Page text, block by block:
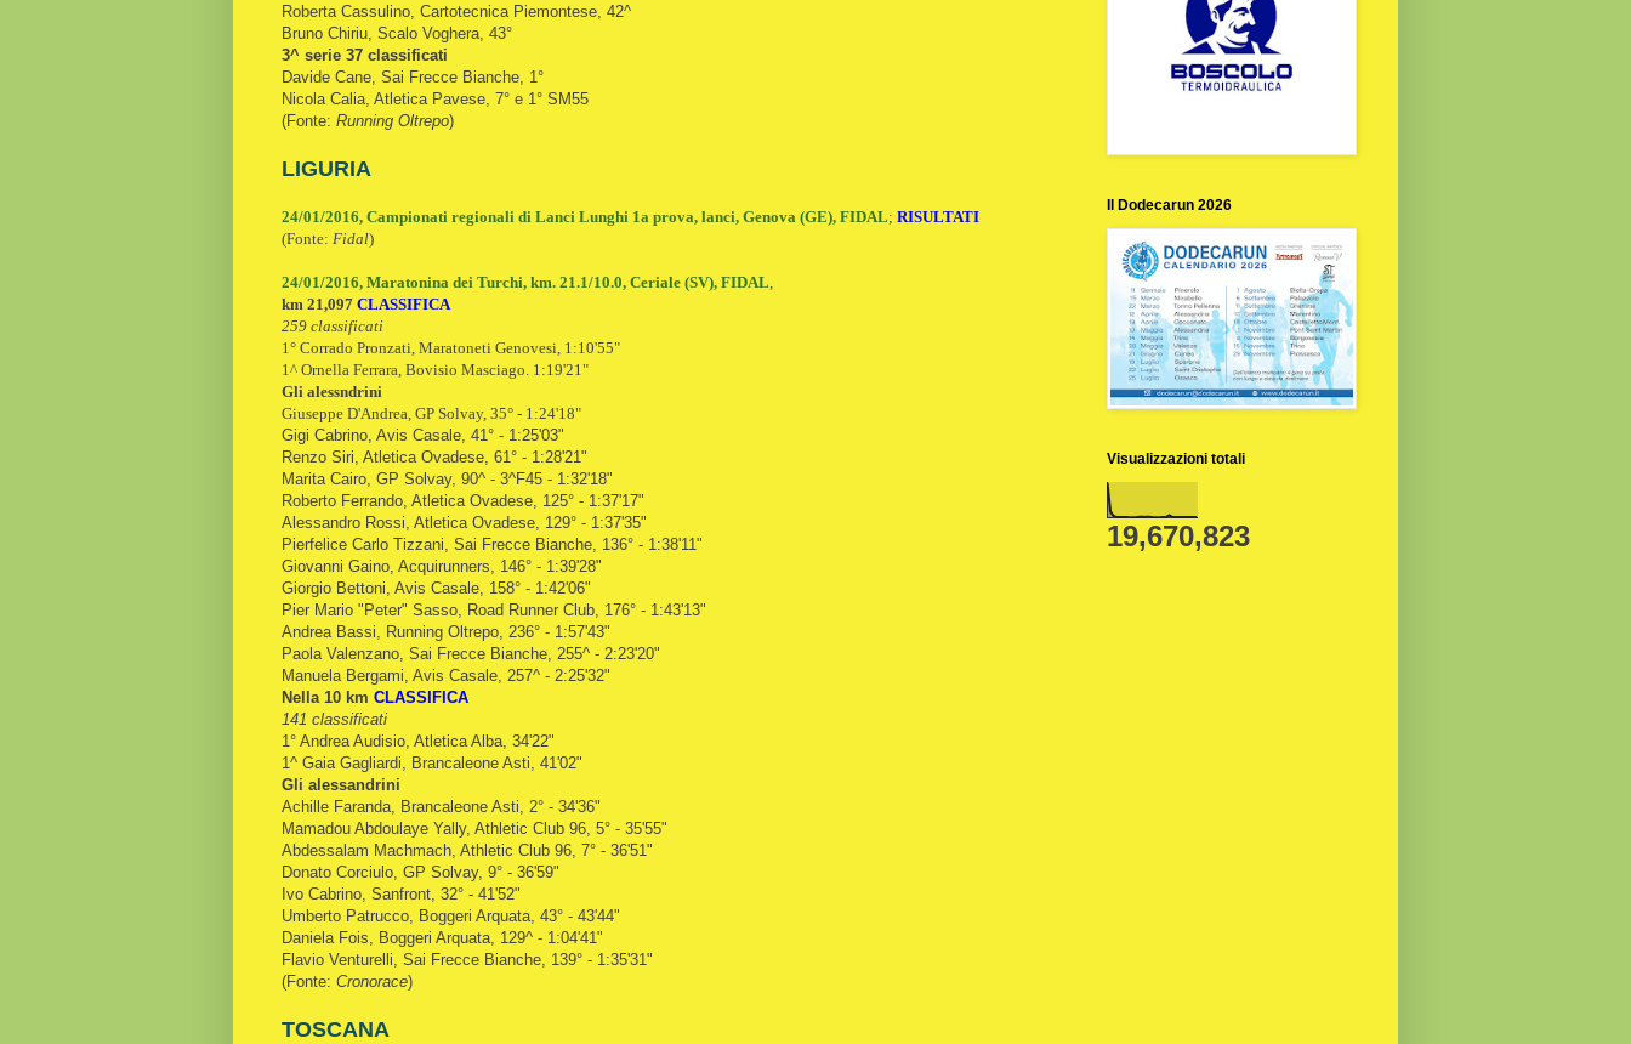
Roberta Cassulino, Cartotecnica Piemontese, 42^
Bruno Chiriu, Scalo Voghera, 43°
3^ serie 37 classificati
Davide Cane, Sai Frecce Bianche, 1°
Nicola Calia, Atletica Pavese, 7° e 1° SM55
(Fonte: Running Oltrepo)
LIGURIA
24/01/2016, Campionati regionali di Lanci Lunghi 1a prova, lanci, Genova (GE), FIDAL; RISULTATI
(Fonte: Fidal)
24/01/2016, Maratonina dei Turchi, km. 21.1/10.0, Ceriale (SV), FIDAL
km 21,097 CLASSIFICA
259 classificati
1° Corrado Pronzati, Maratoneti Genovesi, 1:10'55"
1^ Ornella Ferrara, Bovisio Masciago. 1:19'21"
Gli alessndrini
Giuseppe D'Andrea, GP Solvay, 35° - 1:24'18"
Gigi Cabrino, Avis Casale, 41° - 1:25'03"
Renzo Siri, Atletica Ovadese, 61° - 1:28'21"
Marita Cairo, GP Solvay, 90^ - 3^F45 - 1:32'18"
Roberto Ferrando, Atletica Ovadese, 125° - 1:37'17"
Alessandro Rossi, Atletica Ovadese, 129° - 1:37'35"
Pierfelice Carlo Tizzani, Sai Frecce Bianche, 136° - 1:38'11"
Giovanni Gaino, Acquirunners, 146° - 1:39'28"
Giorgio Bettoni, Avis Casale, 158° - 1:42'06"
Pier Mario "Peter" Sasso, Road Runner Club, 176° - 1:43'13"
Andrea Bassi, Running Oltrepo, 236° - 1:57'43"
Paola Valenzano, Sai Frecce Bianche, 255^ - 2:23'20"
Manuela Bergami, Avis Casale, 257^ - 2:25'32"
Nella 10 km CLASSIFICA
141 classificati
1° Andrea Audisio, Atletica Alba, 34'22"
1^ Gaia Gagliardi, Brancaleone Asti, 41'02"
Gli alessandrini
Achille Faranda, Brancaleone Asti, 2° - 34'36"
Mamadou Abdoulaye Yally, Athletic Club 96, 5° - 35'55"
Abdessalam Machmach, Athletic Club 96, 7° - 36'51"
Donato Corciulo, GP Solvay, 9° - 36'59"
Ivo Cabrino, Sanfront, 32° - 41'52"
Umberto Patrucco, Boggeri Arquata, 43° - 43'44"
Daniela Fois, Boggeri Arquata, 129^ - 1:04'41"
Flavio Venturelli, Sai Frecce Bianche, 139° - 1:35'31"
(Fonte: Cronorace)
TOSCANA
Il Dodecarun 2026
Visualizzazioni totali
19,670,823